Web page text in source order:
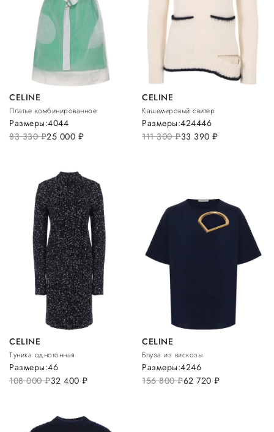
CELINE
Платье комбинированное
83 330руб.25 000 руб.
Размеры:4044
CELINE
Кашемировый свитер
111 300руб.33 390руб.
Размеры:424446
CELINE
Туника однотонная
108 000руб.32 400 руб.
Размеры:46
CELINE
Блуза из вискозы
156 800руб.62 720руб.
Размеры:4246